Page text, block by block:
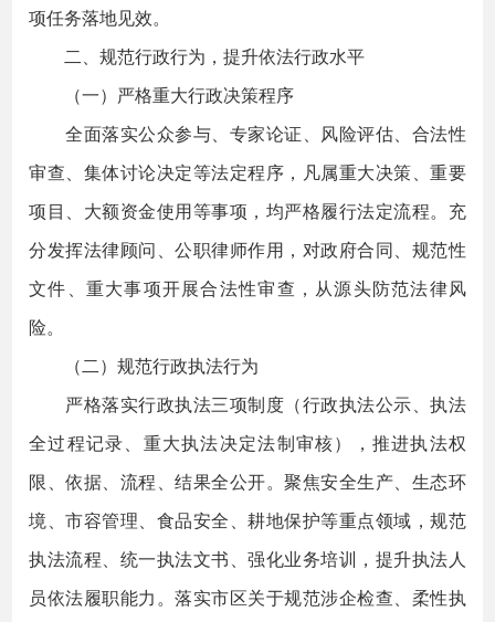
项任务落地见效。
二、规范行政行为，提升依法行政水平
（一）严格重大行政决策程序
全面落实公众参与、专家论证、风险评估、合法性
审查、集体讨论决定等法定程序，凡属重大决策、重要
项目、大额资金使用等事项，均严格履行法定流程。充
分发挥法律顾问、公职律师作用，对政府合同、规范性
文件、重大事项开展合法性审查，从源头防范法律风
险。
（二）规范行政执法行为
严格落实行政执法三项制度（行政执法公示、执法
全过程记录、重大执法决定法制审核），推进执法权
限、依据、流程、结果全公开。聚焦安全生产、生态环
境、市容管理、食品安全、耕地保护等重点领域，规范
执法流程、统一执法文书、强化业务培训，提升执法人
员依法履职能力。落实市区关于规范涉企检查、柔性执